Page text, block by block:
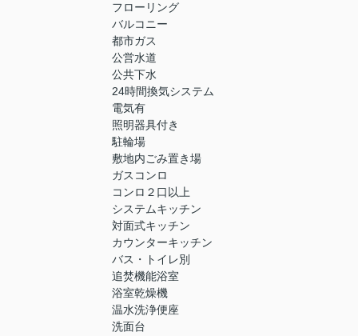
フローリング
バルコニー
都市ガス
公営水道
公共下水
24時間換気システム
電気有
照明器具付き
駐輪場
敷地内ごみ置き場
ガスコンロ
コンロ２口以上
システムキッチン
対面式キッチン
カウンターキッチン
バス・トイレ別
追焚機能浴室
浴室乾燥機
温水洗浄便座
洗面台